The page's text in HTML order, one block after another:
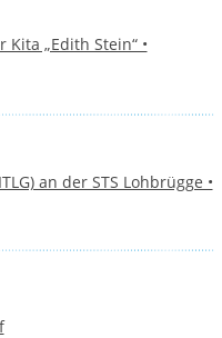
„Edith Stein“ •
an der STS Lohbrügge •